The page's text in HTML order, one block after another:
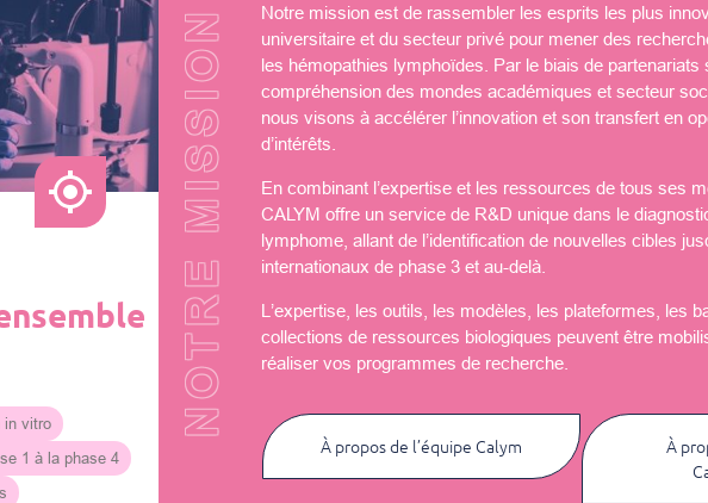
in vitro
1 à la phase 4
NOTRE MISSION
Notre mission est de rassembler les esprits les plus
universitaire et du secteur privé pour mener des
les hémopathies lymphoïdes. Par le biais de partenariats
compréhension des mondes académiques et secteur
nous visons à accélérer l’innovation et son transfert en
d’intérêts.
En combinant l’expertise et les ressources de tous ses
CALYM offre un service de R&D unique dans le
lymphome, allant de l’identification de nouvelles cibles
internationaux de phase 3 et au-delà.
L’expertise, les outils, les modèles, les plateformes, les
collections de ressources biologiques peuvent être
réaliser vos programmes de recherche.
À propos de l’équipe Calym
À